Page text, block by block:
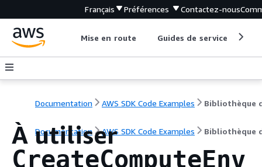
Français Préférences Contactez-nous
Mise en route Guides de service
Documentation AWS SDK Code Examples
Documentation AWS SDK Code Examples Bibliothèque
À utiliser
CreateComputeEnv